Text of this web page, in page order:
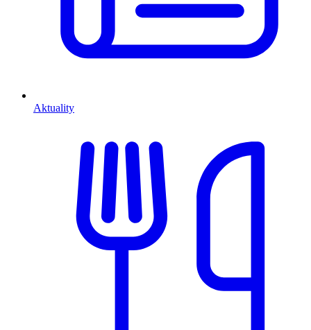
Aktuality